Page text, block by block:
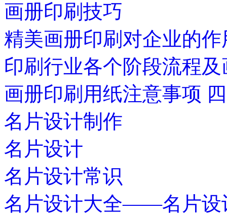
画册印刷技巧
精美画册印刷对企业的作
印刷行业各个阶段流程
画册印刷用纸注意事项
名片设计制作
名片设计
名片设计常识
名片设计大全——名片设